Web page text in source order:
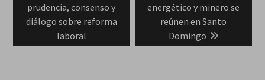
entradas
post:
prudencia, consenso y
diálogo sobre reforma
laboral
post:
energético y minero se
reúnen en Santo
Domingo